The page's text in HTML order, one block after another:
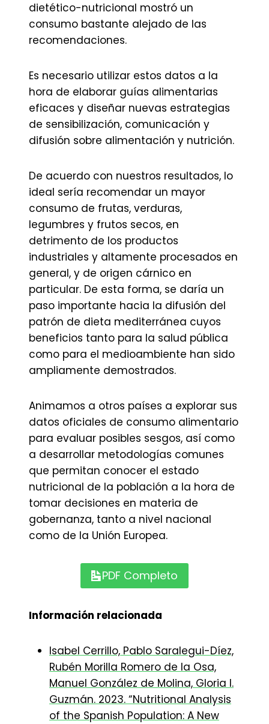
dietético-nutricional mostró un
consumo bastante alejado de las
recomendaciones.
Es necesario utilizar estos datos a la
hora de elaborar guías alimentarias
eficaces y diseñar nuevas estrategias
de sensibilización, comunicación y
difusión sobre alimentación y nutrición.
De acuerdo con nuestros resultados, lo
ideal sería recomendar un mayor
consumo de frutas, verduras,
legumbres y frutos secos, en
detrimento de los productos
industriales y altamente procesados en
general, y de origen cárnico en
particular. De esta forma, se daría un
paso importante hacia la difusión del
patrón de dieta mediterránea cuyos
beneficios tanto para la salud pública
como para el medioambiente han sido
ampliamente demostrados.
Animamos a otros países a explorar sus
datos oficiales de consumo alimentario
para evaluar posibles sesgos, así como
a desarrollar metodologías comunes
que permitan conocer el estado
nutricional de la población a la hora de
tomar decisiones en materia de
gobernanza, tanto a nivel nacional
como de la Unión Europea.
PDF Completo
Información relacionada
Isabel Cerrillo, Pablo Saralegui-Díez,
Rubén Morilla Romero de la Osa,
Manuel González de Molina, Gloria I.
Guzmán. 2023. “Nutritional Analysis
of the Spanish Population: A New